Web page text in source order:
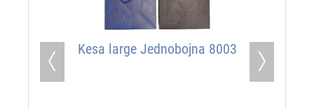
Kesa large Jednobojna 8003
Previous Next